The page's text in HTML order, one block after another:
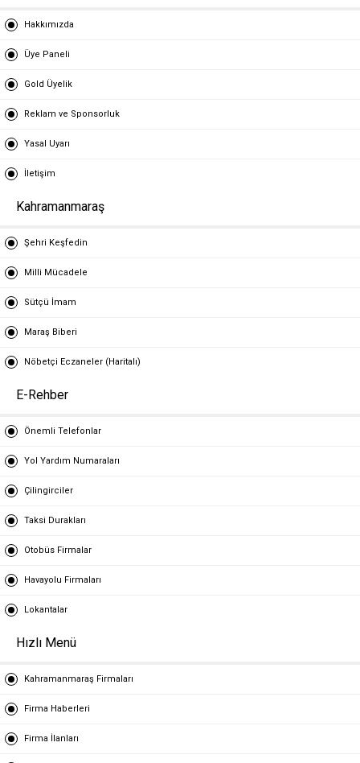
Hakkımızda
Üye Paneli
Gold Üyelik
Reklam ve Sponsorluk
Yasal Uyarı
İletişim
Kahramanmaraş
Şehri Keşfedin
Milli Mücadele
Sütçü İmam
Maraş Biberi
Nöbetçi Eczaneler (Haritalı)
E-Rehber
Önemli Telefonlar
Yol Yardım Numaraları
Çilingirciler
Taksi Durakları
Otobüs Firmalar
Havayolu Firmaları
Lokantalar
Hızlı Menü
Kahramanmaraş Firmaları
Firma Haberleri
Firma İlanları